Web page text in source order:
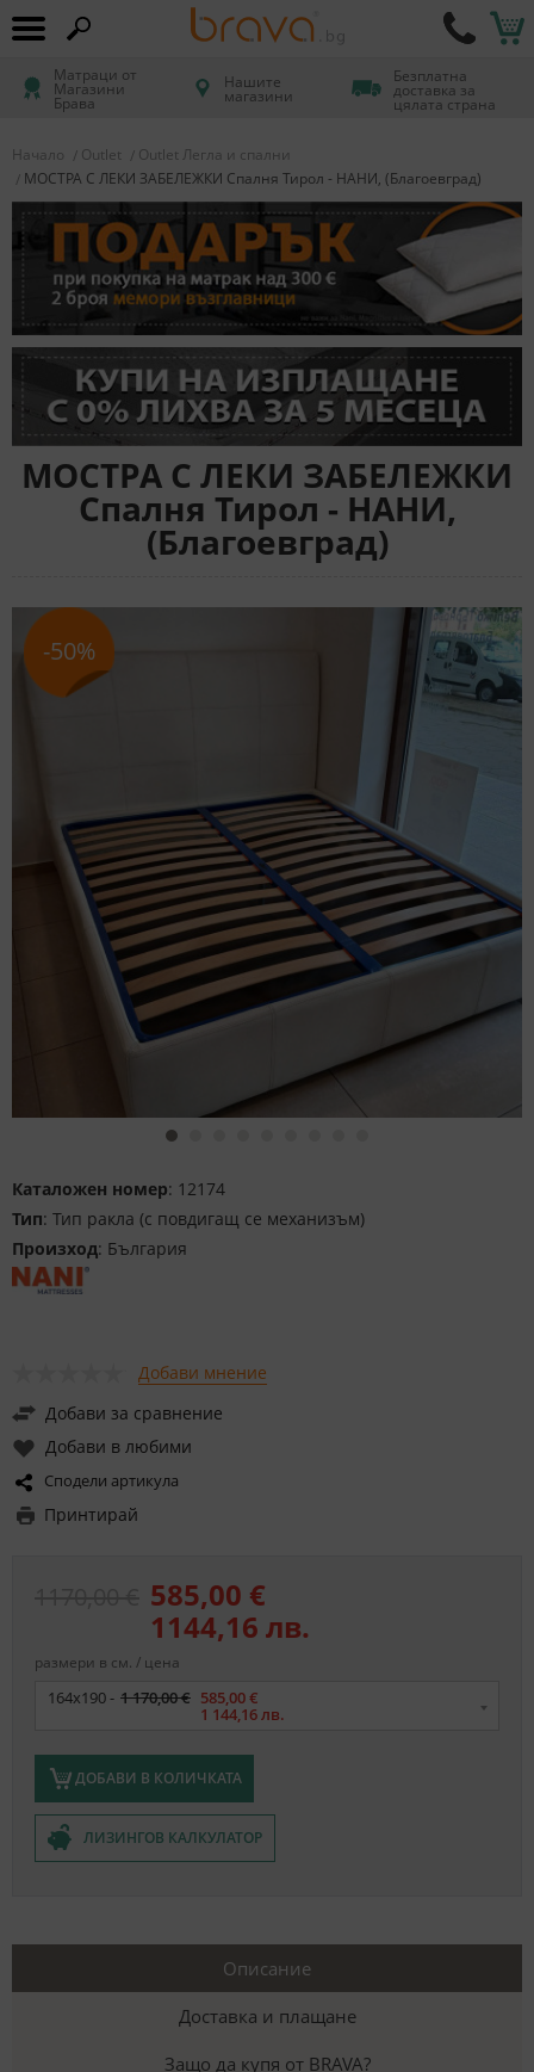
Матраци от
Магазини
Брава
Нашите
магазини
Безплатна
доставка за
цялата страна
Начало Outlet
Outlet Легла и спални
МОСТРА С ЛЕКИ ЗАБЕЛЕЖКИ Спалня Тирол - НАНИ, (Благоевград)
МОСТРА С ЛЕКИ ЗАБЕЛЕЖКИ
Спалня Тирол - НАНИ,
(Благоевград)
-50%
Каталожен номер: 12174
Тип: Тип ракла (с повдигащ се механизъм)
Произход: България
Добави мнение
Добави за сравнение
Добави в любими
Сподели артикула
Принтирай
585,00 €
1144,16 лв.
размери в см. / цена
Размер
164x190 - 1 170,00 € 585,00 €
1 144,16 лв.
ДОБАВИ В КОЛИЧКАТА
ЛИЗИНГОВ КАЛКУЛАТОР
Описание
Доставка и плащане
Защо да купя от BRAVA?